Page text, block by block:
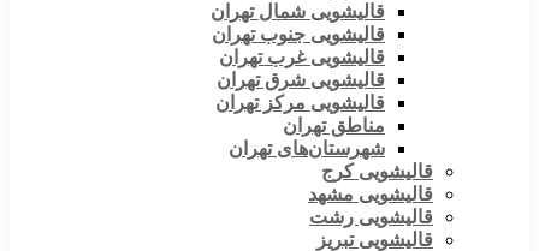
قالیشویی شمال تهران
قالیشویی جنوب تهران
قالیشویی غرب تهران
قالیشویی شرق تهران
قالیشویی مرکز تهران
مناطق تهران
شهرستان‌های تهران
قالیشویی کرج
قالیشویی مشهد
قالیشویی رشت
قالیشویی تبریز